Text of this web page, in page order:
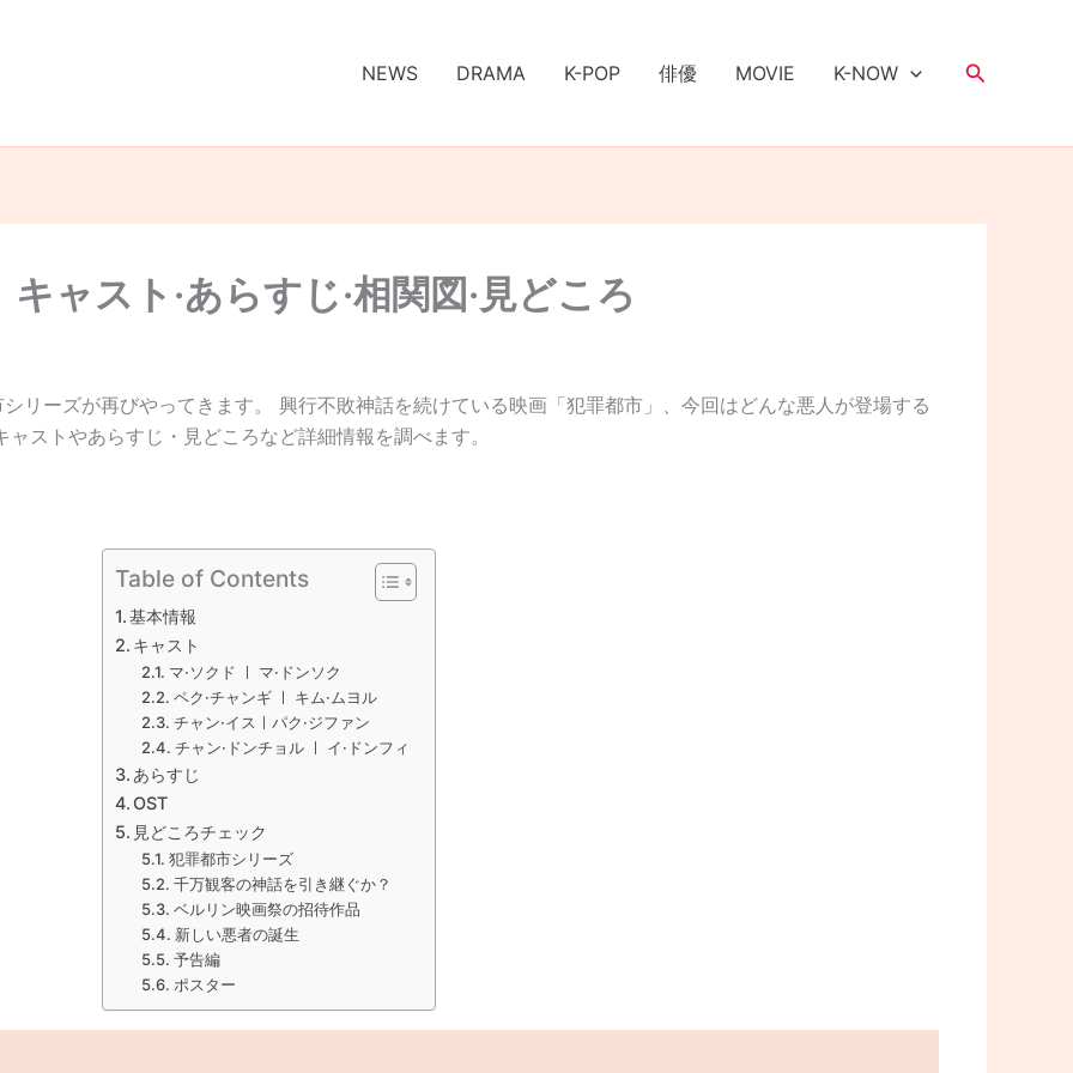
NEWS DRAMA K-POP 俳優 MOVIE K-NOW
検
ャスト·あらすじ·相関図·見どころ
リーズが再びやってきます。 興行不敗神話を続けている映画「犯罪都市」、今回はどんな悪人が登場する
ストやあらすじ・見どころなど詳細情報を調べます。
Table of Contents
基本情報
キャスト
マ·ソクド ㅣ マ·ドンソク
ペク·チャンギ ㅣ キム·ムヨル
チャン·イスㅣパク·ジファン
チャン·ドンチョル ㅣ イ·ドンフィ
あらすじ
OST
見どころチェック
犯罪都市シリーズ
千万観客の神話を引き継ぐか？
ベルリン映画祭の招待作品
新しい悪者の誕生
予告編
ポスター